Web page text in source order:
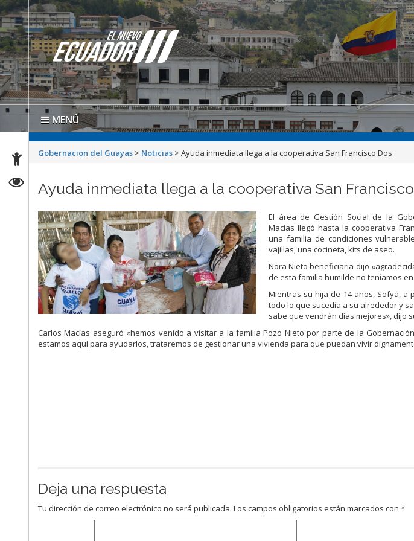
MENÚ
Gobernacion del Guayas > Noticias >Ayuda inmediata llega a la cooperativa San Francisco Dos
Ayuda inmediata llega a la cooperativa San
El área de Gestión Social de la
Macías llegó hasta la cooperativa
una familia de condiciones
vajillas, una cocineta, kits de aseo.
Nora Nieto beneficiaria dijo
de esta familia humilde no teníamos
Mientras su hija de 14 años, Sofya, a
todo lo que sucedía a su alrededor y
sabe que vendrán días mejores», dijo
Carlos Macías aseguró «hemos venido a visitar a la familia Pozo Nieto por parte de la
estamos aquí para ayudarlos, trataremos de gestionar una vivienda para que puedan vivir
Deja una respuesta
Tu dirección de correo electrónico no será publicada. Los campos obligatorios están marcados con*